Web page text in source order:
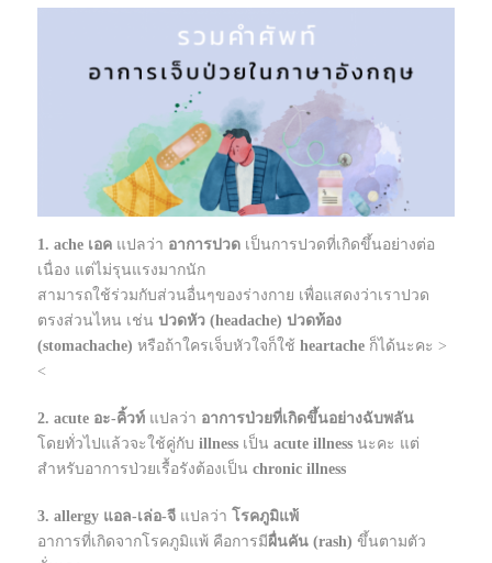
1. ache เอค แปลว่า อาการปวด เป็นการปวดที่เกิดขึ้นอย่างต่อ
เนื่อง แต่ไม่รุนแรงมากนัก
สามารถใช้ร่วมกับส่วนอื่นๆของร่างกาย เพื่อแสดงว่าเราปวด
ตรงส่วนไหน เช่น ปวดหัว (headache) ปวดท้อง
(stomachache) หรือถ้าใครเจ็บหัวใจก็ใช้ heartache ก็ได้นะคะ >
<
2. acute อะ-คิ้วท์ แปลว่า อาการป่วยที่เกิดขึ้นอย่างฉับพลัน
โดยทั่วไปแล้วจะใช้คู่กับ illness เป็น acute illness นะคะ แต่
สำหรับอาการป่วยเรื้อรังต้องเป็น chronic illness
3. allergy แอล-เล่อ-จี แปลว่า โรคภูมิแพ้
อาการที่เกิดจากโรคภูมิแพ้ คือการมีผื่นคัน (rash) ขึ้นตามตัว